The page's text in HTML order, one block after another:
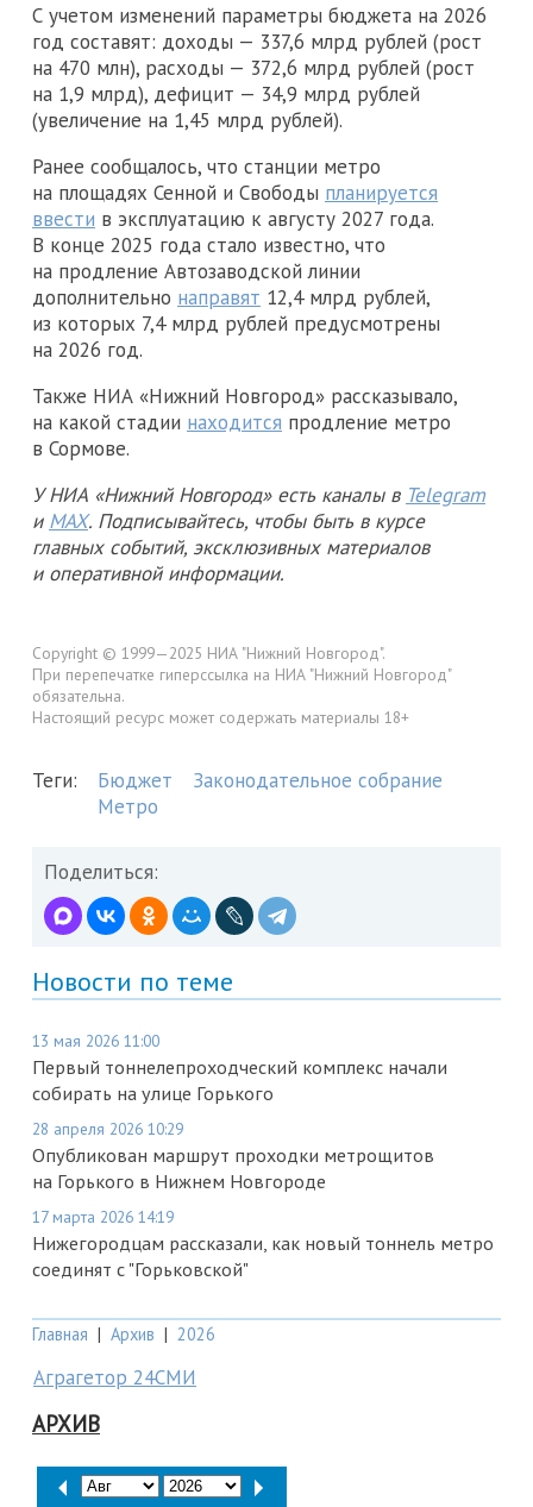
С учетом изменений параметры бюджета на 2026
год составят: доходы — 337,6 млрд рублей (рост
на 470 млн), расходы — 372,6 млрд рублей (рост
на 1,9 млрд), дефицит — 34,9 млрд рублей
(увеличение на 1,45 млрд рублей).
Ранее сообщалось, что станции метро
на площадях Сенной и Свободы планируется
ввести в эксплуатацию к августу 2027 года.
В конце 2025 года стало известно, что
на продление Автозаводской линии
дополнительно направят 12,4 млрд рублей,
из которых 7,4 млрд рублей предусмотрены
на 2026 год.
Также НИА «Нижний Новгород» рассказывало,
на какой стадии находится продление метро
в Сормове.
У НИА «Нижний Новгород» есть каналы в Telegram
и MAX. Подписывайтесь, чтобы быть в курсе
главных событий, эксклюзивных материалов
и оперативной информации.
Copyright © 1999—2025 НИА "Нижний Новгород".
При перепечатке гиперссылка на НИА "Нижний Новгород"
обязательна.
Настоящий ресурс может содержать материалы 18+
Теги: Бюджет
Законодательное собрание
Метро
Поделиться:
Новости по теме
13 мая 2026 11:00
Первый тоннелепроходческий комплекс начали
собирать на улице Горького
28 апреля 2026 10:29
Опубликован маршрут проходки метрощитов
на Горького в Нижнем Новгороде
17 марта 2026 14:19
Нижегородцам рассказали, как новый тоннель метро
соединят с "Горьковской"
Главная | Архив | 2026
Аграгетор 24СМИ
АРХИВ